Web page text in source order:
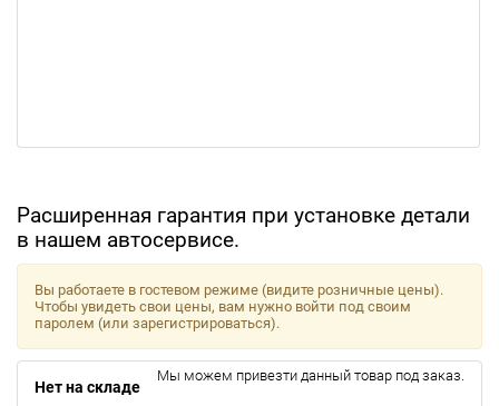
Расширенная гарантия при установке детали
в нашем автосервисе.
Вы работаете в гостевом режиме (видите розничные цены).
Чтобы увидеть свои цены, вам нужно войти под своим
паролем (или зарегистрироваться).
Нет на складе
Мы можем привезти данный товар под заказ.